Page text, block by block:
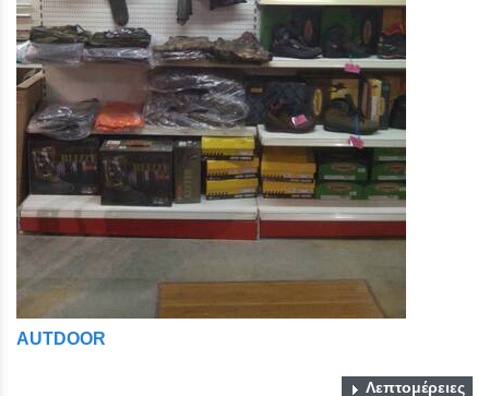
AUTDOOR
Λεπτομέρειες